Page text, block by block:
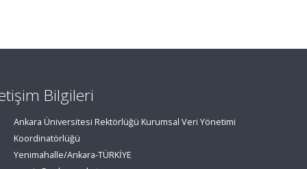
Bilgileri
Ankara Üniversitesi Rektörlüğü Kurumsal Veri Yönetimi
Koordinatörlüğü
Yenimahalle/Ankara-TÜRKİYE